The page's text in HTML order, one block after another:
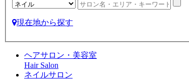
現在地から探す
ヘアサロン・美容室
Hair Salon
ネイルサロン